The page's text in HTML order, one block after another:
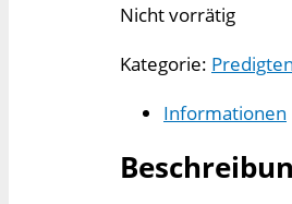
Nicht vorrätig
Kategorie:
Informationen